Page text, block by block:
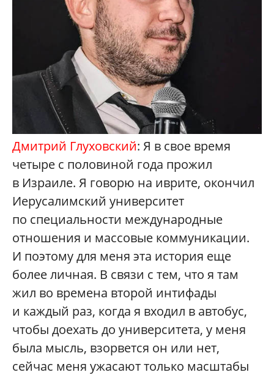
Дмитрий Глуховский: Я в свое время
четыре с половиной года прожил
в Израиле. Я говорю на иврите, окончил
Иерусалимский университет
по специальности международные
отношения и массовые коммуникации.
И поэтому для меня эта история еще
более личная. В связи с тем, что я там
жил во времена второй интифады
и каждый раз, когда я входил в автобус,
чтобы доехать до университета, у меня
была мысль, взорвется он или нет,
сейчас меня ужасают только масштабы